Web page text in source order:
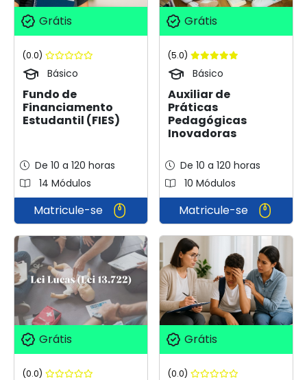
Grátis
(0.0)
Básico
Fundo de
Financiamento
Estudantil (FIES)
De 10 a 120 horas
14 Módulos
Matricule-se
Grátis
(5.0)
Básico
Auxiliar de
Práticas
Pedagógicas
Inovadoras
De 10 a 120 horas
10 Módulos
Matricule-se
Grátis
(0.0)
Grátis
(0.0)